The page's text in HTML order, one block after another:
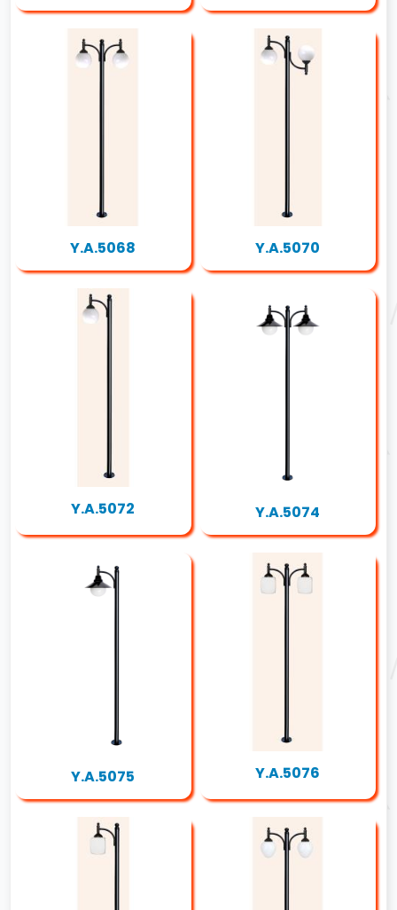
Y.A.5068 Y.A.5070
Y.A.5072 Y.A.5074
Y.A.5075 Y.A.5076